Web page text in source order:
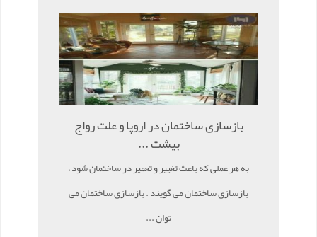
بازسازی ساختمان در اروپا و علت رواج
بیشت ...
به هر عملی که باعث تغییر و تعمیر در ساختمان شود ،
بازسازی ساختمان می گویند . بازسازی ساختمان می
توان ...